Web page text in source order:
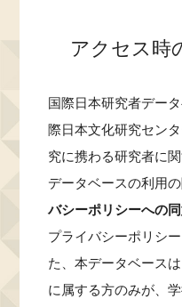
アクセス時
国際日本研究者デー
際日本文化研究セン
究に携わる研究者に
データベースの利用
バシーポリシーへの
プライバシーポリシ
た、本データベース
に属する方のみが、